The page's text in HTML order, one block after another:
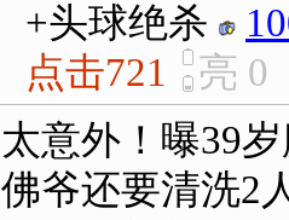
+头球绝杀
点击721
亮 0
太意外！曝39
佛爷还要清洗2